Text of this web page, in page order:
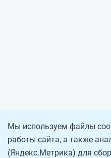
Мы используем файлы
работы сайта, а также
(Яндекс.Метрика) для